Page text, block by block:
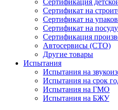
Сертификация
Сертификат на
Сертификат на
Сертификат на посуду
Сертификация
Автосервисы (СТО)
Другие товары
Испытания
Испытания на
Испытания на срок
Испытания на ГМО
Испытания на БЖУ